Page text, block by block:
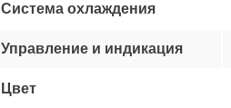
Система охлаждения
Управление и индикация
Цвет